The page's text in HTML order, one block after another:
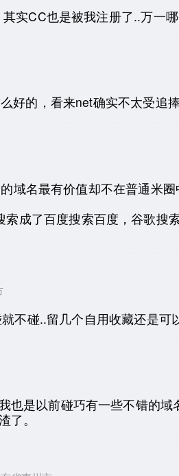
实CC也是被我注册了..万一
好的，看来net确实不太受追捧
域名最有价值却不在普通米
成了百度搜索百度，谷歌搜
不碰..留几个自用收藏还是可以
也是以前碰巧有一些不错的
了。